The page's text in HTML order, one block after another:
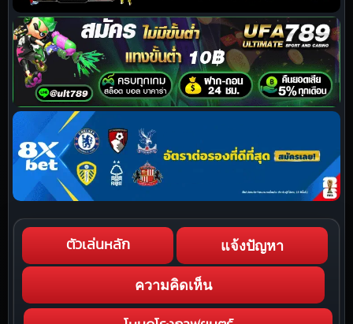
ตัวเล่นหลัก แจ้งปัญหา
ความคิดเห็น